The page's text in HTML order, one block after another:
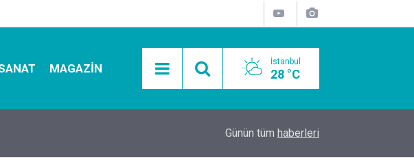
MAGAZIN İstanbul
28 °C
Mobil Araçlarla Hayır Lokması Dağıtımının
Günün tüm haberleri